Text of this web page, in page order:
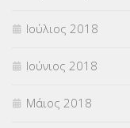
Ιούλιος 2018
Ιούνιος 2018
Μάιος 2018